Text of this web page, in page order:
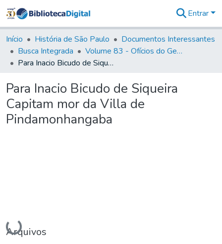
&
Coleções
Tudo na
Biblioteca
Estatísticas
Entrar
Início História de São Paulo
Documentos Interessantes
Busca Integrada
Volume 83 - Ofícios do General Martim Lopes Lobo de Saldanha (Governador da Capitania): 1780- 1782
Para Inacio Bicudo de Siqueira Capitam mor da Villa de Pindamonhangaba
Para Inacio Bicudo de Siqueira
Capitam mor da Villa de
Pindamonhangaba
Carregando...
Arquivos